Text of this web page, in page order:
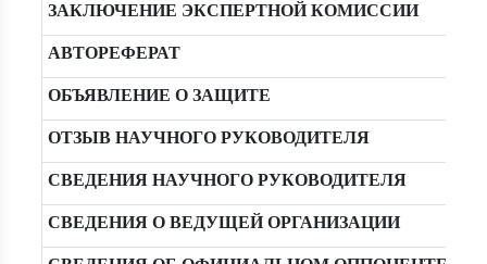
ЗАКЛЮЧЕНИЕ ЭКСПЕРТНОЙ КОМИССИИ
АВТОРЕФЕРАТ
ОБЪЯВЛЕНИЕ О ЗАЩИТЕ
ОТЗЫВ НАУЧНОГО РУКОВОДИТЕЛЯ
СВЕДЕНИЯ НАУЧНОГО РУКОВОДИТЕЛЯ
СВЕДЕНИЯ О ВЕДУЩЕЙ ОРГАНИЗАЦИИ